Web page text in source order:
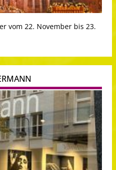
vom 22. November bis 23.